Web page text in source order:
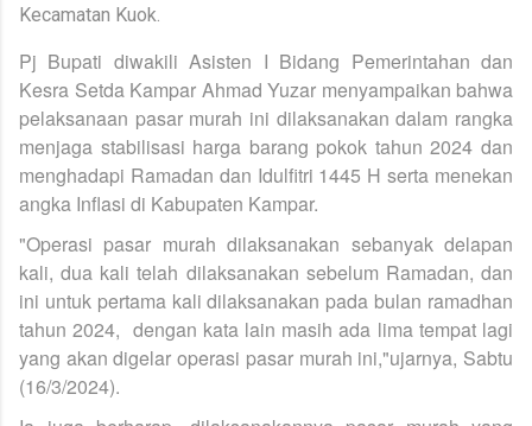
Kecamatan Kuok.
Pj Bupati diwakili Asisten I Bidang Pemerintahan dan
Kesra Setda Kampar Ahmad Yuzar menyampaikan bahwa
pelaksanaan pasar murah ini dilaksanakan dalam rangka
menjaga stabilisasi harga barang pokok tahun 2024 dan
menghadapi Ramadan dan Idulfitri 1445 H serta menekan
angka Inflasi di Kabupaten Kampar.
"Operasi pasar murah dilaksanakan sebanyak delapan
kali, dua kali telah dilaksanakan sebelum Ramadan, dan
ini untuk pertama kali dilaksanakan pada bulan ramadhan
tahun 2024, dengan kata lain masih ada lima tempat lagi
yang akan digelar operasi pasar murah ini,"ujarnya, Sabtu
(16/3/2024).